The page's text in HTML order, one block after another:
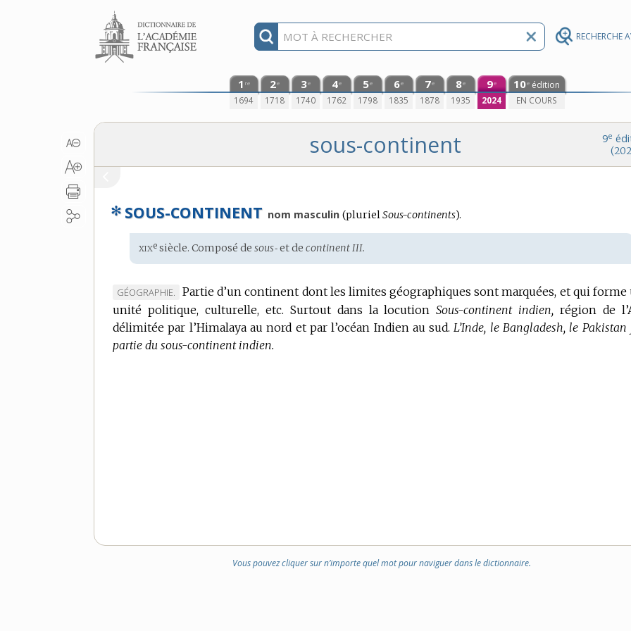
RECHERCHE
Aller au contenu
1 re
1694
2e
1718
3e
1740
4e
1762
5e
1798
6e
1835
7e
1878
8e
1935
9e
2024
10e édition
EN COURS
9e
sous-continent
✻ SOUS-CONTINENT nom masculin (plurielSous-continents).
Étymologie
:
xixe siècle. Composé desous‑et decontinent III.
MARQUE
DE
DOMAINE
:
GÉOGRAPHIE.
Partie d’un continent dont les limites géographiques sont marquées, et qui forme
unité politique, culturelle, etc. Surtout dans la locutionSous-continent indien, région de
délimitée par l’Himalaya au nord et par l’océan Indien au sud. L’Inde, le Bangladesh, le
partie du sous-continent indien.
Vous pouvez cliquer sur n’importe quel mot pour naviguer dans le dictionnaire.